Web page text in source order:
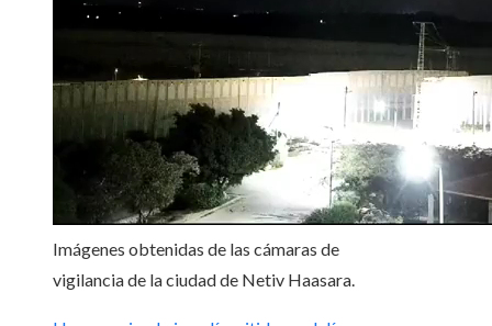
Imágenes obtenidas de las cámaras de
vigilancia de la ciudad de Netiv Haasara.